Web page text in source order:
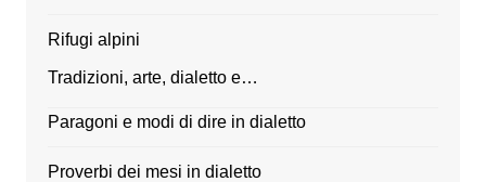
Rifugi alpini
Tradizioni, arte, dialetto e…
Paragoni e modi di dire in dialetto
Proverbi dei mesi in dialetto